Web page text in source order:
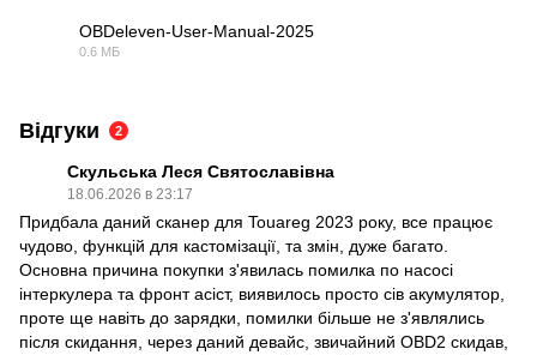
OBDeleven-User-Manual-2025
0.6 МБ
Відгуки 2
Скульська Леся Святославівна
18.06.2026 в 23:17
Придбала даний сканер для Touareg 2023 року, все працює
чудово, функцій для кастомізації, та змін, дуже багато.
Основна причина покупки з'явилась помилка по насосі
інтеркулера та фронт асіст, виявилось просто сів акумулятор,
проте ще навіть до зарядки, помилки більше не з'являлись
після скидання, через даний девайс, звичайний OBD2 скидав,